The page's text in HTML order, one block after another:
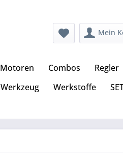
Mein
Motoren Combos Regler
Werkzeug Werkstoffe